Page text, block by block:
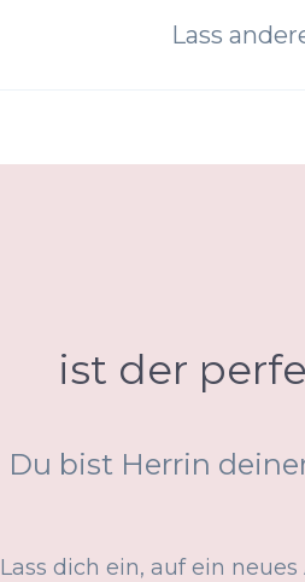
Lass
ist der
Du bist Herrin
Lass dich ein, auf ein